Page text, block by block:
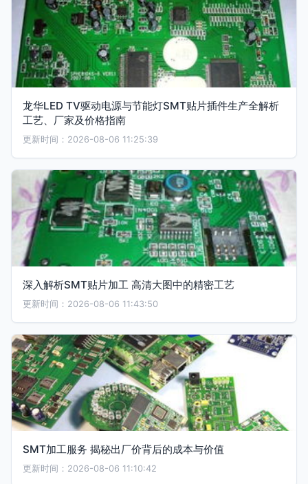
龙华LED TV驱动电源与节能灯SMT贴片插件生产全解析
工艺、厂家及价格指南
更新时间：2026-08-06 11:25:39
深入解析SMT贴片加工 高清大图中的精密工艺
更新时间：2026-08-06 11:43:50
SMT加工服务 揭秘出厂价背后的成本与价值
更新时间：2026-08-06 11:10:42